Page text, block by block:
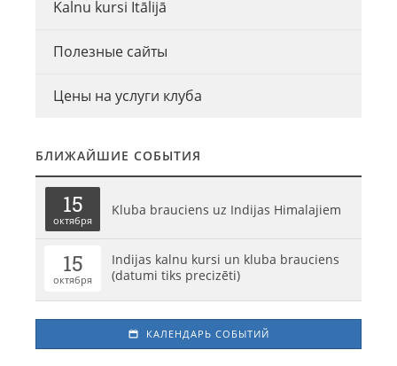
Kalnu kursi Itālijā
Полезные сайты
Цены на услуги клуба
БЛИЖАЙШИЕ СОБЫТИЯ
15
октября
Kluba brauciens uz Indijas Himalajiem
15
октября
Indijas kalnu kursi un kluba brauciens
(datumi tiks precizēti)
КАЛЕНДАРЬ СОБЫТИЙ